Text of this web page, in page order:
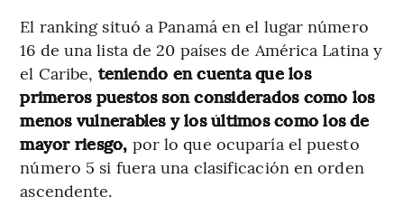
El ranking situó a Panamá en el lugar número
16 de una lista de 20 países de América Latina y
el Caribe, teniendo en cuenta que los
primeros puestos son considerados como los
menos vulnerables y los últimos como los de
mayor riesgo, por lo que ocuparía el puesto
número 5 si fuera una clasificación en orden
ascendente.